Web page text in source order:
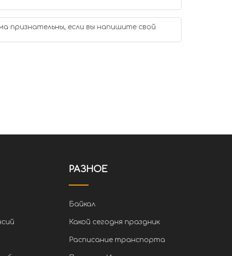
признательны, если вы напишите свой
РАЗНОЕ
Байкал
Какой сегодня праздник
Расписание транспорта